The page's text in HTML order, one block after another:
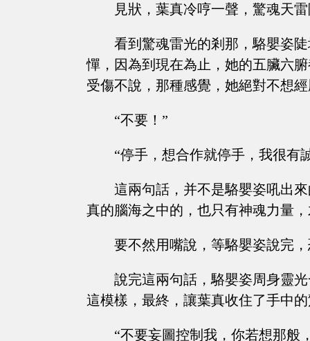
見狀，葉真冷哼一聲，驚魂天
看到驚魂雷光的剎那，駱嬰姿
憚，因為到現在為止，她的五臟六
受傷不說，那種感覺，她絕對不想
“不要！”
“停手，想合作就停手，我很有
這兩句話，并不是駱嬰姿吼出
真的腦海之中的，也只有神魂力量
要不然用嘴說，等駱嬰姿說完
說完這兩句話，駱嬰姿周身靈
這模樣，最終，讓葉真收住了手中
“不要妄圖控制我，你若想那般